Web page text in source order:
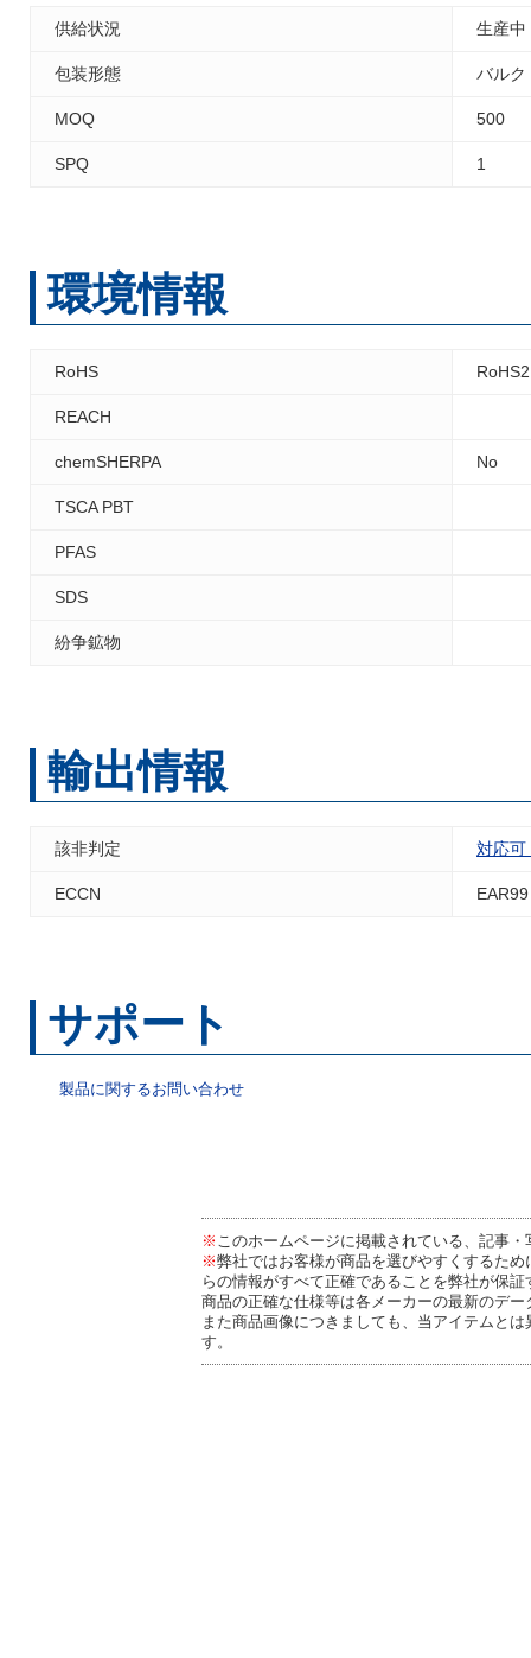
供給状況 生産中
包装形態 バルク
MOQ 500
SPQ 1
環境情報
RoHS
REACH
chemSHERPA No
TSCA PBT
PFAS
SDS
紛争鉱物
輸出情報
該非判定 対応可
ECCN EAR99
サポート
製品に関するお問い合わせ
※ このホームページに掲載されている、記事
※弊社ではお客様が商品を選びやすくするた
らの情報がすべて正確であることを弊社が保
商品の正確な仕様等は各メーカーの最新のデ
また商品画像につきましても、当アイテムと
す。